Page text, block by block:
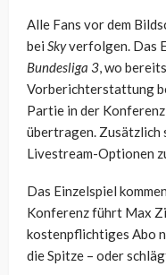
Alle Fans vor dem
bei Skyverfolgen. Das
Bundesliga 3, wo
Vorberichterstattung
Partie in der
übertragen. Zusätzlich
Livestream-Optionen
Das Einzelspiel
Konferenz führt Max
kostenpflichtiges Abo
die Spitze – oder